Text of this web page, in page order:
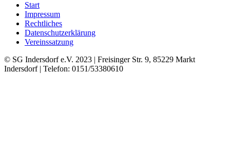
Start
Impressum
Rechtliches
Datenschutzerklärung
Vereinssatzung
© SG Indersdorf e.V. 2023 | Freisinger Str. 9, 85229 Markt
Indersdorf | Telefon: 0151/53380610